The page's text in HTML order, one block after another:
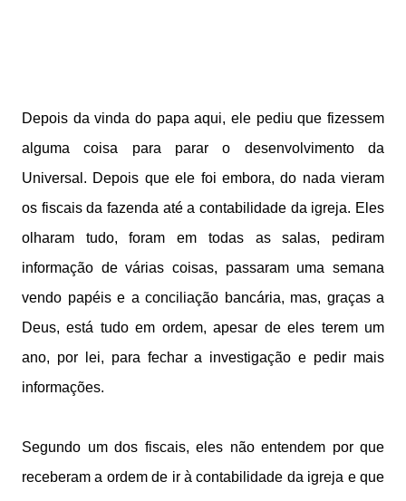
Depois da vinda do papa aqui, ele pediu que fizessem
alguma coisa para parar o desenvolvimento da
Universal. Depois que ele foi embora, do nada vieram
os fiscais da fazenda até a contabilidade da igreja. Eles
olharam tudo, foram em todas as salas, pediram
informação de várias coisas, passaram uma semana
vendo papéis e a conciliação bancária, mas, graças a
Deus, está tudo em ordem, apesar de eles terem um
ano, por lei, para fechar a investigação e pedir mais
informações.
Segundo um dos fiscais, eles não entendem por que
receberam a ordem de ir à contabilidade da igreja e que